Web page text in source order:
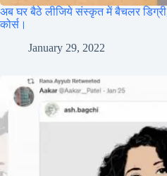
अब घर बैठे लीजिये संस्कृत में बैचलर
कोर्स।
January 29, 2022